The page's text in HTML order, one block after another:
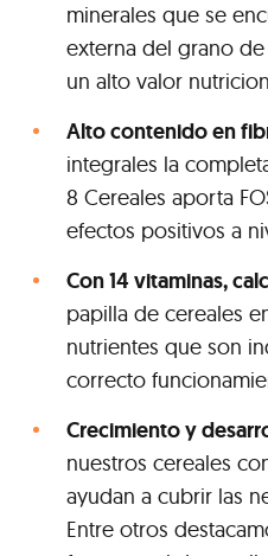
minerales que se
externa del grano
un alto valor
Alto contenido en
integrales la
8 Cereales aporta
efectos positivos a
Con 14 vitaminas,
papilla de cereales
nutrientes que son
correcto
Crecimiento y
nuestros cereales
ayudan a cubrir las
Entre otros